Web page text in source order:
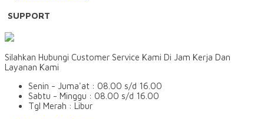
SUPPORT
Silahkan Hubungi Customer Service Kami Di Jam Kerja Dan
Layanan Kami
Senin - Juma'at : 08.00 s/d 16.00
Sabtu - Minggu : 08.00 s/d 16.00
Tgl Merah : Libur